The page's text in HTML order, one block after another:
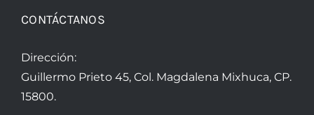
CONTÁCTANOS
Dirección:
Guillermo Prieto 45, Col. Magdalena Mixhuca, CP.
15800.